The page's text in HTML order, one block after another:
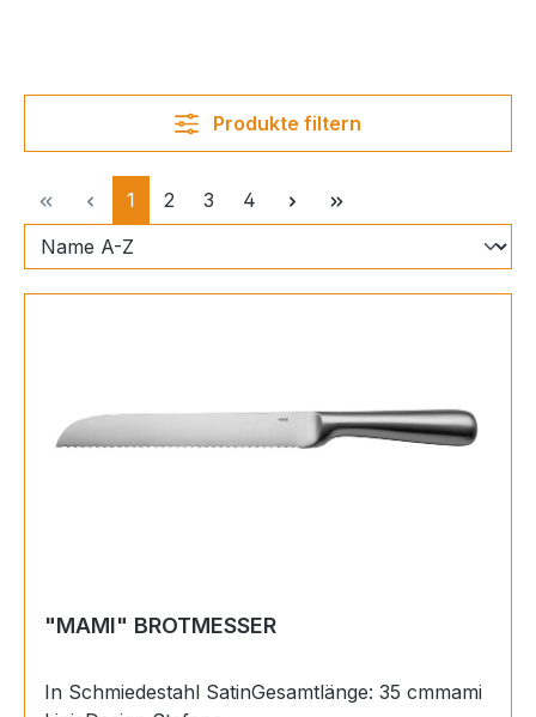
Produkte filtern
Seite
1 Seite
2 Seite
3 Seite
4
"MAMI" BROTMESSER
In Schmiedestahl SatinGesamtlänge: 35 cmmami